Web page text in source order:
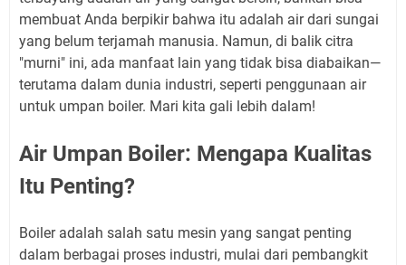
membuat Anda berpikir bahwa itu adalah air dari sungai
yang belum terjamah manusia. Namun, di balik citra
"murni" ini, ada manfaat lain yang tidak bisa diabaikan—
terutama dalam dunia industri, seperti penggunaan air
untuk umpan boiler. Mari kita gali lebih dalam!
Air Umpan Boiler: Mengapa Kualitas
Itu Penting?
Boiler adalah salah satu mesin yang sangat penting
dalam berbagai proses industri, mulai dari pembangkit